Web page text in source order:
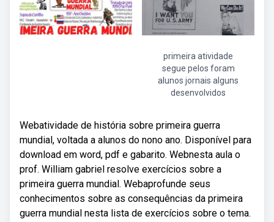
primeira atividade
segue pelos foram
alunos jornais alguns
desenvolvidos
Webatividade de história sobre primeira guerra
mundial, voltada a alunos do nono ano. Disponível para
download em word, pdf e gabarito. Webnesta aula o
prof. William gabriel resolve exercícios sobre a
primeira guerra mundial. Webaprofunde seus
conhecimentos sobre as consequências da primeira
guerra mundial nesta lista de exercícios sobre o tema.